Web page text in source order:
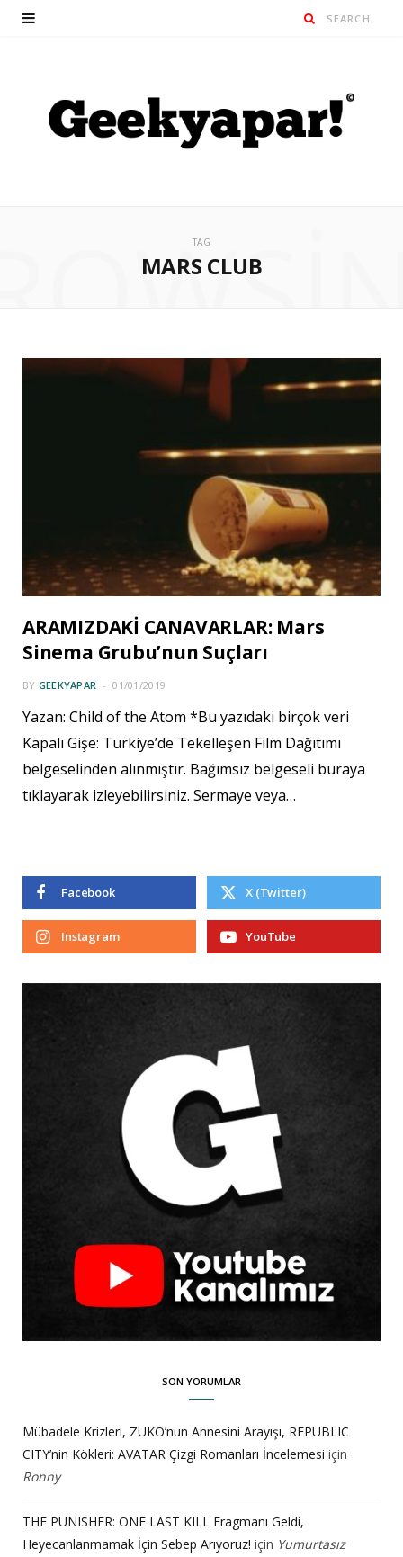
TAG
MARS CLUB
ARAMIZDAKİ CANAVARLAR: Mars
Sinema Grubu’nun Suçları
BY GEEKYAPAR 01/01/2019
Yazan: Child of the Atom *Bu yazıdaki birçok veri
Kapalı Gişe: Türkiye’de Tekelleşen Film Dağıtımı
belgeselinden alınmıştır. Bağımsız belgeseli buraya
tıklayarak izleyebilirsiniz. Sermaye veya…
Facebook X (Twitter)
Instagram YouTube
SON YORUMLAR
Mübadele Krizleri, ZUKO’nun Annesini Arayışı, REPUBLIC
CITY’nin Kökleri: AVATAR Çizgi Romanları İncelemesi için
Ronny
THE PUNISHER: ONE LAST KILL Fragmanı Geldi,
Heyecanlanmamak İçin Sebep Arıyoruz! için Yumurtasız